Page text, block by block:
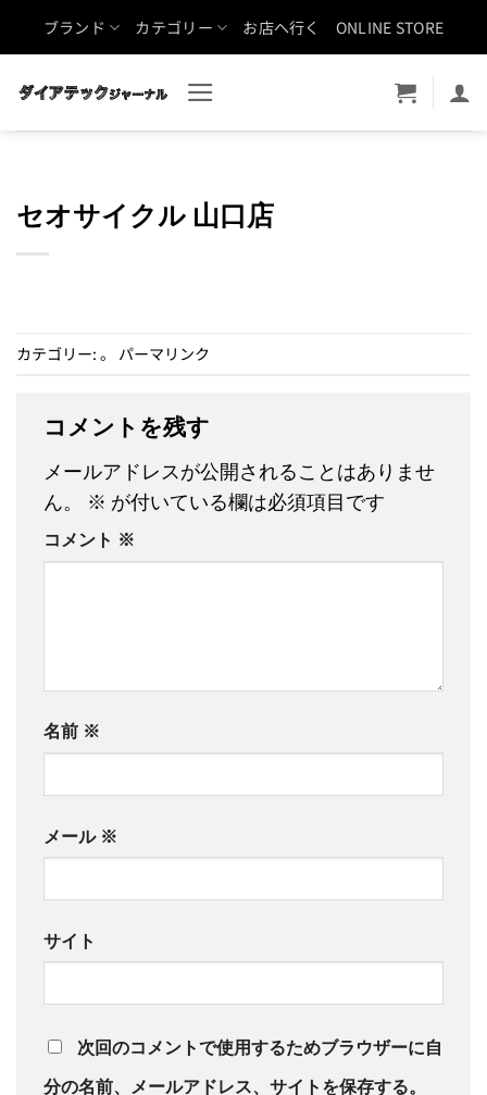
ブランド カテゴリー お店へ行く ONLINE STORE
セオサイクル 山口店
カテゴリー: 。 パーマリンク
コメントを残す
メールアドレスが公開されることはありませ
ん。
※ が付いている欄は必須項目です
コメント ※
名前 ※
メール ※
サイト
次回のコメントで使用するためブラウザーに自
分の名前、メールアドレス、サイトを保存する。